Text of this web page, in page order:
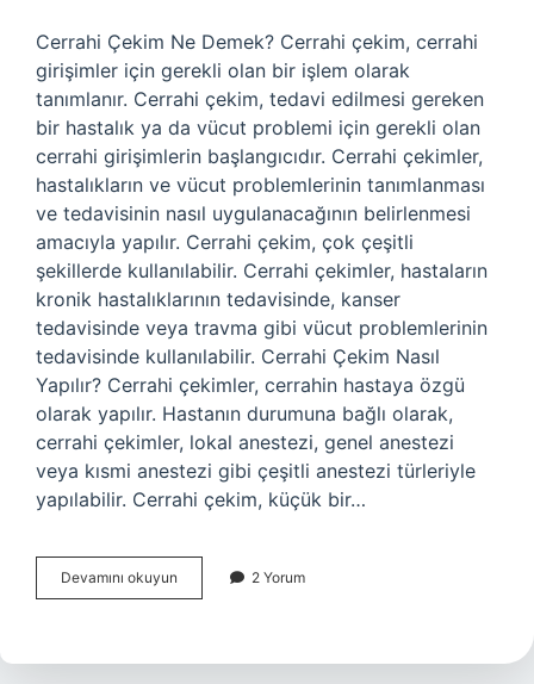
Cerrahi Çekim Ne Demek? Cerrahi çekim, cerrahi
girişimler için gerekli olan bir işlem olarak
tanımlanır. Cerrahi çekim, tedavi edilmesi gereken
bir hastalık ya da vücut problemi için gerekli olan
cerrahi girişimlerin başlangıcıdır. Cerrahi çekimler,
hastalıkların ve vücut problemlerinin tanımlanması
ve tedavisinin nasıl uygulanacağının belirlenmesi
amacıyla yapılır. Cerrahi çekim, çok çeşitli
şekillerde kullanılabilir. Cerrahi çekimler, hastaların
kronik hastalıklarının tedavisinde, kanser
tedavisinde veya travma gibi vücut problemlerinin
tedavisinde kullanılabilir. Cerrahi Çekim Nasıl
Yapılır? Cerrahi çekimler, cerrahin hastaya özgü
olarak yapılır. Hastanın durumuna bağlı olarak,
cerrahi çekimler, lokal anestezi, genel anestezi
veya kısmi anestezi gibi çeşitli anestezi türleriyle
yapılabilir. Cerrahi çekim, küçük bir…
Devamını okuyun
çekim
2 Yorum